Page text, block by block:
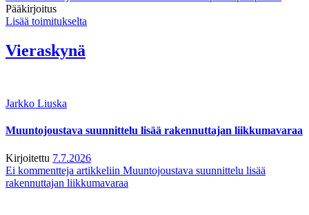
Pääkirjoitus
Lisää toimitukselta
Vieraskynä
Jarkko Liuska
Muuntojoustava suunnittelu lisää rakennuttajan liikkumavaraa
Kirjoitettu 7.7.2026
Ei kommentteja artikkeliin Muuntojoustava suunnittelu lisää
rakennuttajan liikkumavaraa